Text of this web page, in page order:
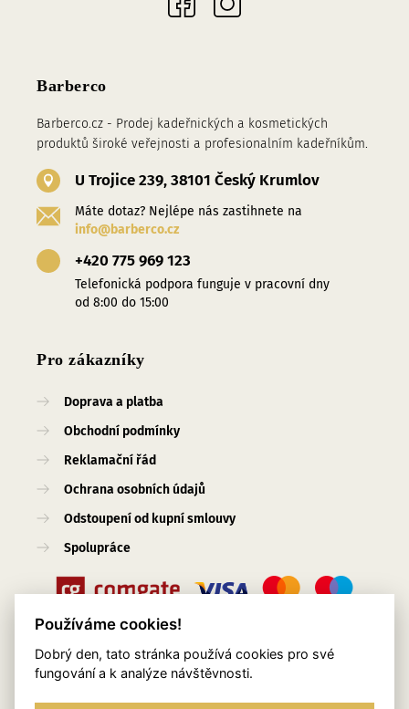
Barberco
Barberco.cz - Prodej kadeřnických a kosmetických
produktů široké veřejnosti a profesionalním kadeřníkům.
U Trojice 239, 38101 Český Krumlov
Máte dotaz? Nejlépe nás zastihnete na
info@barberco.cz
+420 775 969 123
Telefonická podpora funguje v pracovní dny
od 8:00 do 15:00
Pro zákazníky
Doprava a platba
Obchodní podmínky
Reklamační řád
Ochrana osobních údajů
Odstoupení od kupní smlouvy
Spolupráce
Užitečné odkazy
O nás
Používáme cookies!
Dobrý den, tato stránka používá cookies pro své
fungování a k analýze návštěvnosti.